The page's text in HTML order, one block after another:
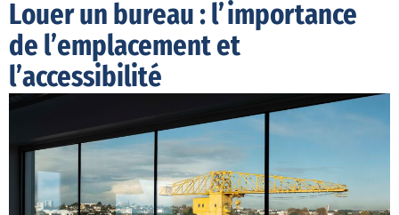
Louer un bureau : l’importance
de l’emplacement et
l’accessibilité